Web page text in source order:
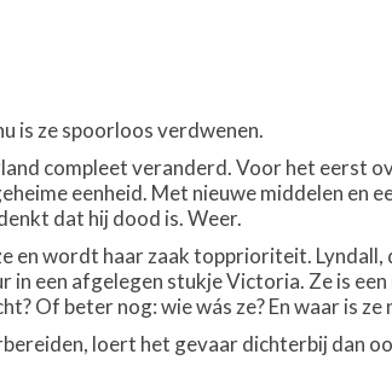
is ze spoorloos verdwenen.
compleet veranderd. Voor het eerst
eenheid. Met nieuwe middelen en
dat hij dood is. Weer.
en wordt haar zaak topprioriteit.
in een afgelegen stukje Victoria. Ze is
Of beter nog: wie wás ze? En waar is ze
loert het gevaar dichterbij dan